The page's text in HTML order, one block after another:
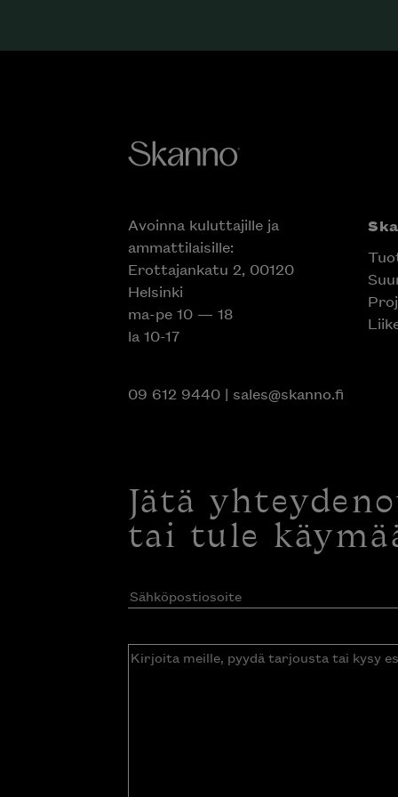
Avoinna kuluttajille ja
ammattilaisille:
Erottajankatu 2, 00120
Helsinki
ma-pe 10 — 18
la 10-17
09 612 9440| sales@skanno.fi
Jätä
tai tule
Sähköpostiosoite(Pakollinen)
Kirjoita